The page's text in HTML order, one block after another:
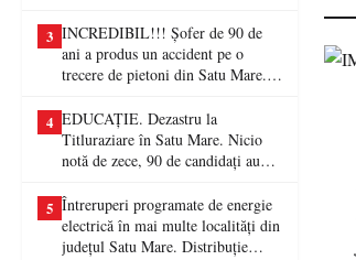
3 INCREDIBIL!!! Șofer de 90 de
ani a produs un accident pe o
trecere de pietoni din Satu Mare. O
4 EDUCAȚIE. Dezastru la
Titluraziare în Satu Mare. Nicio
notă de zece, 90 de candidați au
5 Întreruperi programate de energie
electrică în mai multe localități din
județul Satu Mare. Distribuție